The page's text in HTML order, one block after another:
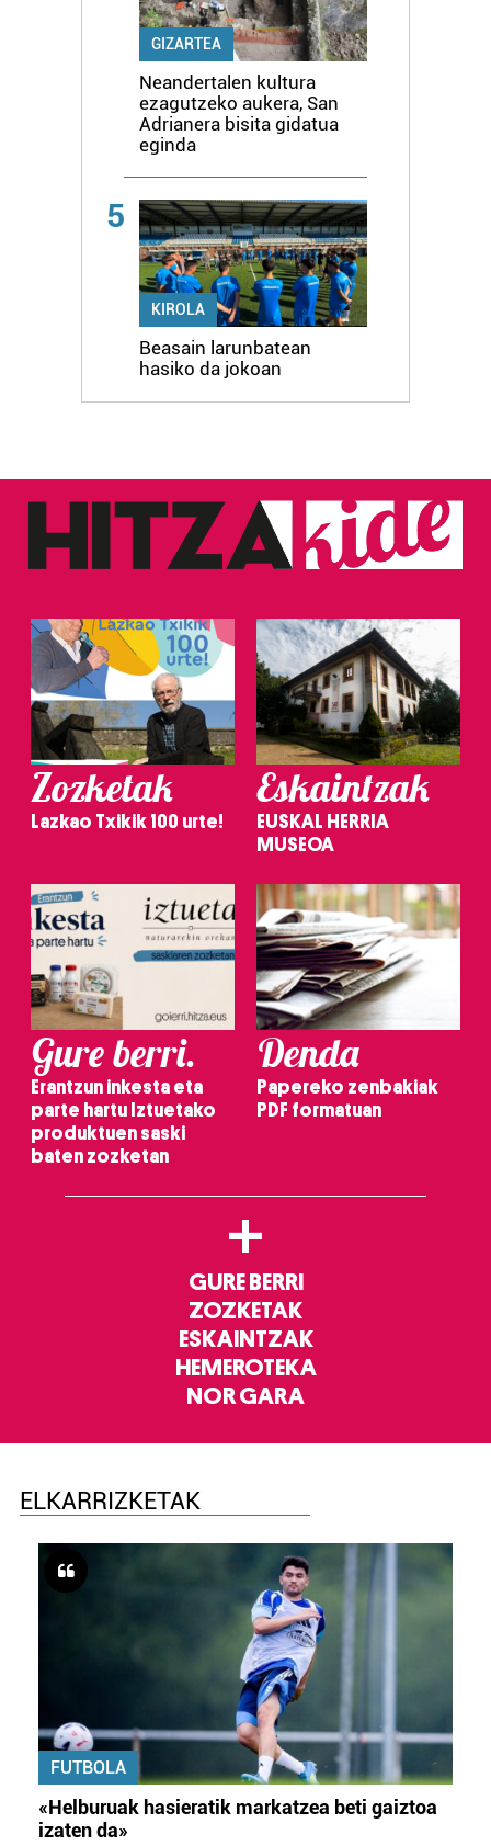
GIZARTEA
Neandertalen kultura
ezagutzeko aukera, San
Adrianera bisita gidatua
eginda
5
KIROLA
Beasain larunbatean
hasiko da jokoan
Zozketak
Lazkao Txikik 100 urte!
Eskaintzak
EUSKAL HERRIA
MUSEOA
Gure berri.
Erantzun inkesta eta
parte hartu Iztuetako
produktuen saski
baten zozketan
Denda
Papereko zenbakiak
PDF formatuan
+
GURE BERRI
ZOZKETAK
ESKAINTZAK
HEMEROTEKA
NOR GARA
ELKARRIZKETAK
FUTBOLA
«Helburuak hasieratik markatzea beti gaiztoa
izaten da»